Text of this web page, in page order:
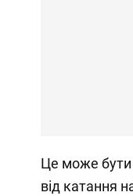
Це може бути
від катання